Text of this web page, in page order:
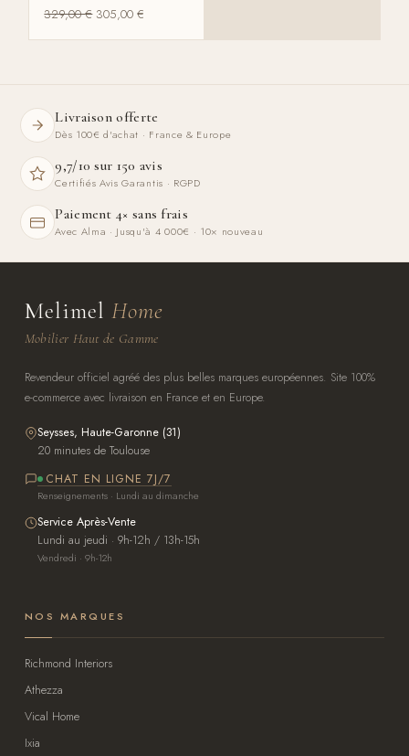
329,00€ 305,00€
Livraison offerte
Dès 100€ d'achat · France & Europe
9,7/10 sur 150 avis
Certifiés Avis Garantis · RGPD
Paiement 4× sans frais
Avec Alma · Jusqu'à 4 000€ · 10× nouveau
Melimel Home
Mobilier Haut de Gamme
Revendeur officiel agréé des plus belles marques européennes. Site 100%
e-commerce avec livraison en France et en Europe.
Seysses, Haute-Garonne (31)
20 minutes de Toulouse
CHAT EN LIGNE 7J/7
Renseignements · Lundi au dimanche
Service Après-Vente
Lundi au jeudi · 9h-12h / 13h-15h
Vendredi · 9h-12h
NOS MARQUES
Richmond Interiors
Athezza
Vical Home
Ixia